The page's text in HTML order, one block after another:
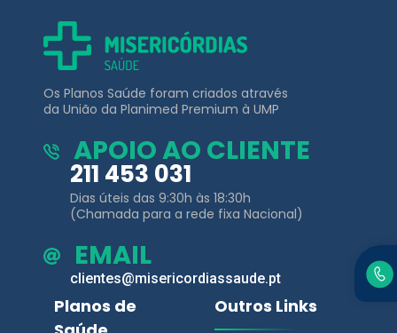
Os Planos Saúde foram criados através
da União da Planimed Premium à UMP
APOIO AO CLIENTE
211 453 031
(Chamada para a rede fixa Nacional)
EMAIL
clientes@misericordiassaude.pt
Saúde
Misericórdias
Área de Cliente
Notícias